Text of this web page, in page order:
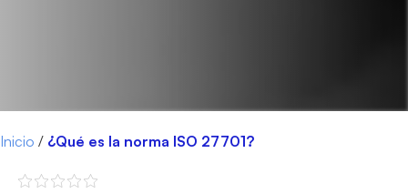
Inicio / ¿Qué es la norma ISO 27701?